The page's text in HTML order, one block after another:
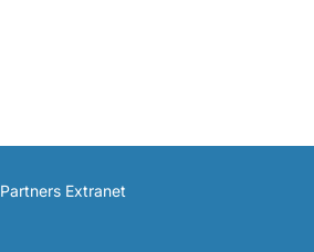
Partners Extranet